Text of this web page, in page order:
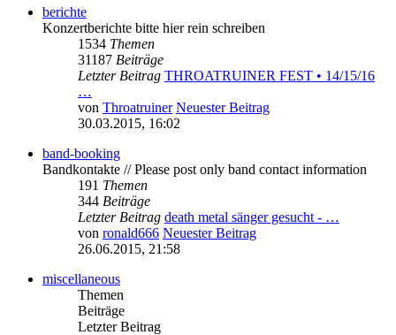
berichte
Konzertberichte bitte hier rein schreiben
1534 Themen
31187 Beiträge
Letzter Beitrag THROATRUINER FEST • 14/15/16
…
von Throatruiner Neuester Beitrag
30.03.2015, 16:02
band-booking
Bandkontakte // Please post only band contact information
191 Themen
344 Beiträge
Letzter Beitrag death metal sänger gesucht - …
von ronald666 Neuester Beitrag
26.06.2015, 21:58
miscellaneous
Themen
Beiträge
Letzter Beitrag